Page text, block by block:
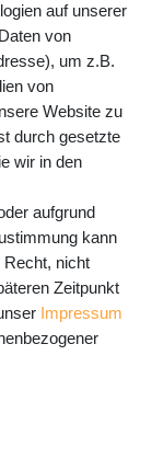
und
Angebote
jederzeit
auf unserer
von
um z.B.
von
Website zu
durch gesetzte
wir in den
aufgrund
kann
Recht, nicht
Zeitpunkt
Impressum